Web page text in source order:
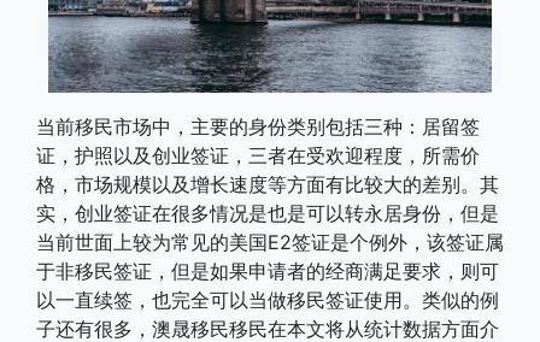
当前移民市场中，主要的身份类别包括三种：居留签
证，护照以及创业签证，三者在受欢迎程度，所需价
格，市场规模以及增长速度等方面有比较大的差别。其
实，创业签证在很多情况是也是可以转永居身份，但是
当前世面上较为常见的美国E2签证是个例外，该签证属
于非移民签证，但是如果申请者的经商满足要求，则可
以一直续签，也完全可以当做移民签证使用。类似的例
子还有很多，澳晟移民移民在本文将从统计数据方面介